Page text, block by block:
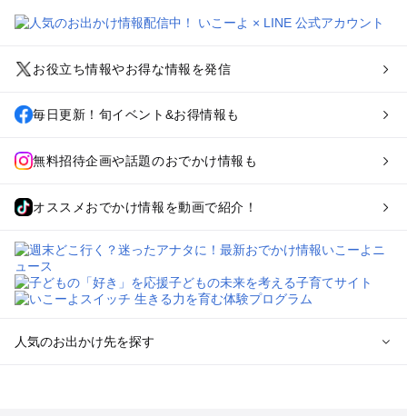
お役立ち情報やお得な情報を発信
毎日更新！旬イベント&お得情報も
無料招待企画や話題のおでかけ情報も
オススメおでかけ情報を動画で紹介！
人気のお出かけ先を探す